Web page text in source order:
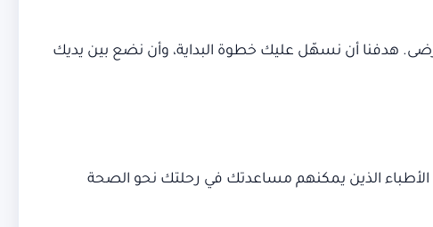
الجودة، وتجارب المرضى. هدفنا أن نسهّل عليك خطوة البداية، وأن نضع بين يديك
الذين يمكنهم مساعدتك في رحلتك نحو الصحة